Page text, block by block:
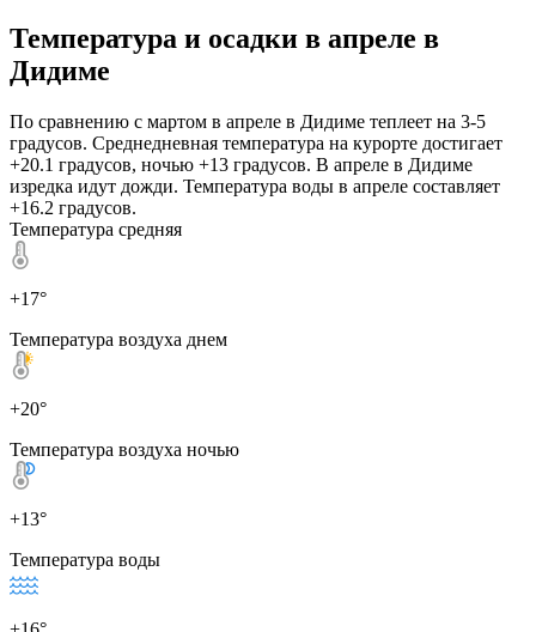
Температура и осадки в апреле в
Дидиме
По сравнению с мартом в апреле в Дидиме теплеет на 3-5
градусов. Среднедневная температура на курорте достигает
+20.1 градусов, ночью +13 градусов. В апреле в Дидиме
изредка идут дожди. Температура воды в апреле составляет
+16.2 градусов.
Температура средняя
+17°
Температура воздуха днем
+20°
Температура воздуха ночью
+13°
Температура воды